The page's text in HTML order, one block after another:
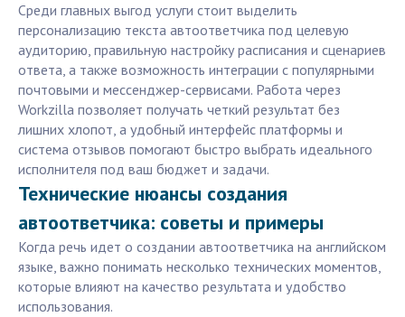
Среди главных выгод услуги стоит выделить
персонализацию текста автоответчика под целевую
аудиторию, правильную настройку расписания и сценариев
ответа, а также возможность интеграции с популярными
почтовыми и мессенджер-сервисами. Работа через
Workzilla позволяет получать четкий результат без
лишних хлопот, а удобный интерфейс платформы и
система отзывов помогают быстро выбрать идеального
исполнителя под ваш бюджет и задачи.
Технические нюансы создания
автоответчика: советы и примеры
Когда речь идет о создании автоответчика на английском
языке, важно понимать несколько технических моментов,
которые влияют на качество результата и удобство
использования.